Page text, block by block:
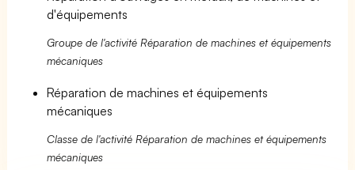
d'équipements
Groupe de l'activité Réparation de machines et équipements
mécaniques
Réparation de machines et équipements
mécaniques
Classe de l'activité Réparation de machines et équipements
mécaniques